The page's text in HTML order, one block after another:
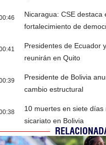
Nicaragua: CSE destaca
fortalecimiento de
Presidentes de Ecuador
reunirán en Quito
Presidente de Bolivia
cambio estructural
10 muertes en siete
sicariato en Bolivia